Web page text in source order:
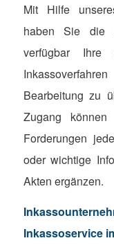
Mit Hilfe
haben Sie die
verfügbar Ihre
Bearbeitung zu
Zugang
Forderungen
oder wichtige
Akten ergänzen.
Inkassoservice